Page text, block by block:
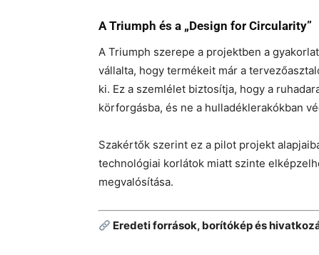
A Triumph és a „Design for Circularity”
A Triumph szerepe a projektben a
vállalta, hogy termékeit már a
ki. Ez a szemlélet biztosítja, hogy a
körforgásba, és ne a hulladéklerakókban
Szakértők szerint ez a pilot projekt
technológiai korlátok miatt szinte
megvalósítása.
Eredeti források, borítókép és